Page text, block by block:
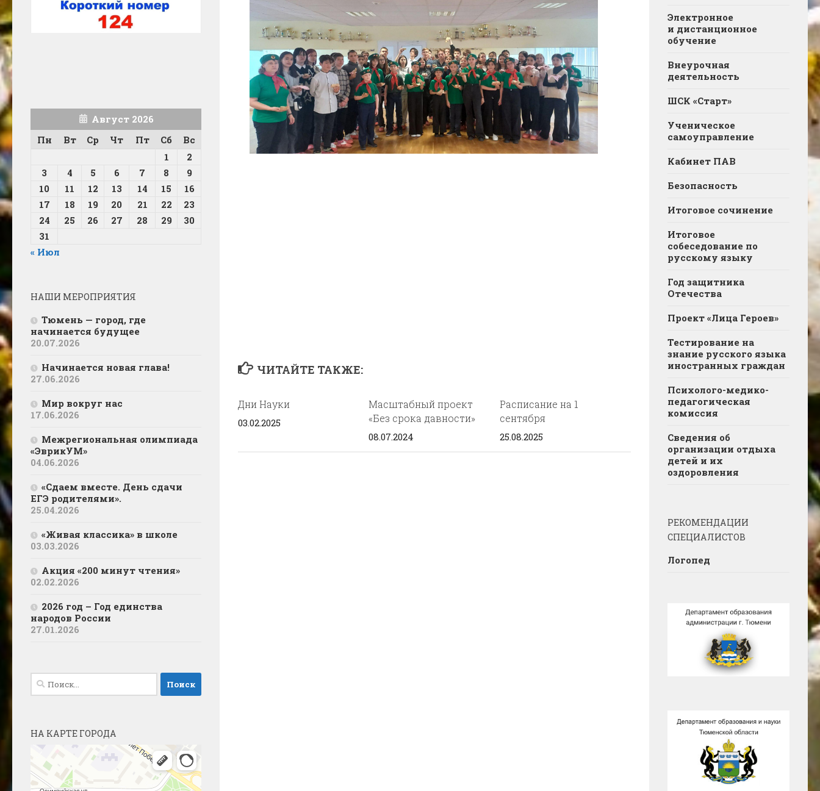
ЧИТАЙТЕ ТАКЖЕ:
Дни Науки
03.02.2025
Масштабный проект
«Без срока давности»
08.07.2024
Расписание на 1
сентября
25.08.2025
Август 2026
Пн
Вт Ср Чт Пт Сб
Вс
1
2
3
4 5 6 7 8
9
10
11 12 13 14 15
16
17
18 19 20 21 22
23
24
25 26 27 28 29
30
31
« Июл
НАШИ МЕРОПРИЯТИЯ
Тюмень — город, где
начинается будущее
20.07.2026
Начинается новая глава!
27.06.2026
Мир вокруг нас
17.06.2026
Межрегиональная олимпиада
«ЭврикУМ»
04.06.2026
«Сдаем вместе. День сдачи
ЕГЭ родителями».
25.04.2026
«Живая классика» в школе
03.03.2026
Акция «200 минут чтения»
02.02.2026
2026 год – Год единства
народов России
27.01.2026
Найти:
НА КАРТЕ ГОРОДА
Электронное
и дистанционное
обучение
Внеурочная
деятельность
ШСК «Старт»
Ученическое
самоуправление
Кабинет ПАВ
Безопасность
Итоговое сочинение
Итоговое
собеседование по
русскому языку
Год защитника
Отечества
Проект «Лица Героев»
Тестирование на
знание русского языка
иностранных граждан
Психолого-медико-
педагогическая
комиссия
Сведения об
организации отдыха
детей и их
оздоровления
РЕКОМЕНДАЦИИ
СПЕЦИАЛИСТОВ
Логопед